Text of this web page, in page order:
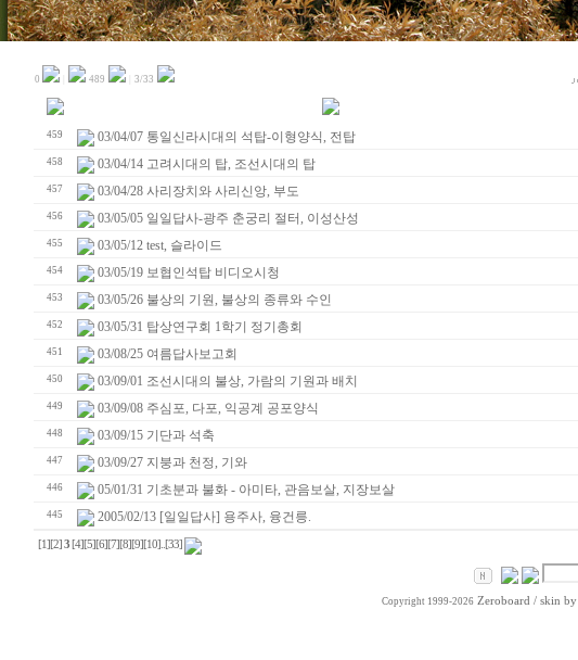
0 489 3/33
459 03/04/07 통일신라시대의 석탑-이형양식, 전탑
458 03/04/14 고려시대의 탑, 조선시대의 탑
457 03/04/28 사리장치와 사리신앙, 부도
456 03/05/05 일일답사-광주 춘궁리 절터, 이성산성
455 03/05/12 test, 슬라이드
454 03/05/19 보협인석탑 비디오시청
453 03/05/26 불상의 기원, 불상의 종류와 수인
452 03/05/31 탑상연구회 1학기 정기총회
451 03/08/25 여름답사보고회
450 03/09/01 조선시대의 불상, 가람의 기원과 배치
449 03/09/08 주심포, 다포, 익공계 공포양식
448 03/09/15 기단과 석축
447 03/09/27 지붕과 천정, 기와
446 05/01/31 기초분과 불화 - 아미타, 관음보살, 지장보살
445 2005/02/13 [일일답사] 용주사, 융건릉.
[1][2] 3 [4][5][6][7][8][9][10] [33]
Copyright 1999-2026 Zeroboard / skin by